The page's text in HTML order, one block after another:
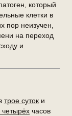
который
клетки в
пор неизучен,
на переход
и
трое суток и
четырёх часов